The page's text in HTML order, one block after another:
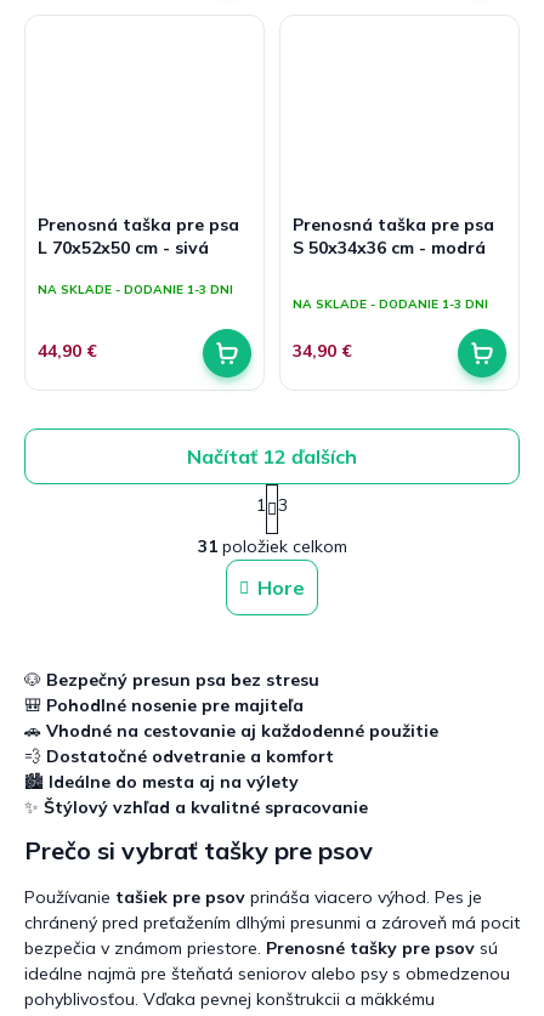
Prenosná taška pre psa
L 70x52x50 cm - sivá
NA SKLADE - DODANIE 1-3 DNI
44,90 €
Prenosná taška pre psa
S 50x34x36 cm - modrá
hodnotenie
5,0
5
NA SKLADE - DODANIE 1-3 DNI
34,90 €
O
v
l
á
d
c
i
e
p
r
v
k
v
p
i
s
u
Načítať 12 ďalších
S
t
r
á
k
o
n
i
e
1 3
31položiek celkom
Hore
🐶 Bezpečný presun psa bez stresu
🎒 Pohodlné nosenie pre majiteľa
🚗 Vhodné na cestovanie aj každodenné použitie
💨 Dostatočné odvetranie a komfort
🏙️ Ideálne do mesta aj na výlety
✨ Štýlový vzhľad a kvalitné spracovanie
Prečo si vybrať tašky pre psov
Používanie tašiek pre psov prináša viacero výhod. Pes je
chránený pred preťažením dlhými presunmi a zároveň má pocit
bezpečia v známom priestore. Prenosné tašky pre psov sú
ideálne najmä pre šteňatá seniorov alebo psy s obmedzenou
pohyblivosťou. Vďaka pevnej konštrukcii a mäkkému